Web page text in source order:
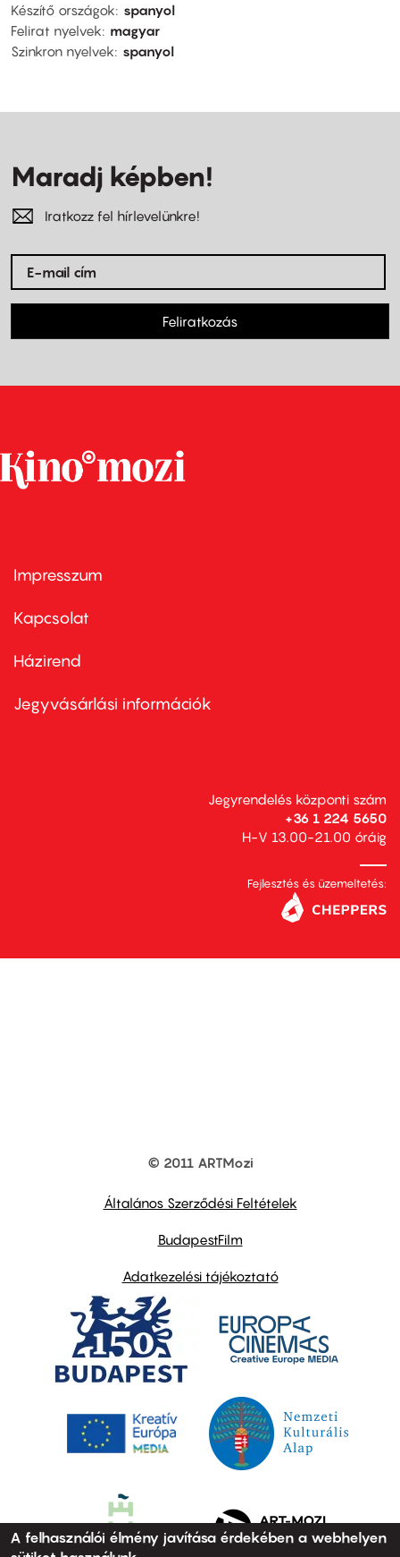
Készítő országok
spanyol
Felirat nyelvek
magyar
Szinkron nyelvek
spanyol
Maradj képben!
Iratkozz fel hírlevelünkre!
Feliratkozás
Footer
first
Impresszum
Kapcsolat
Footer
second
Házirend
Jegyvásárlási információk
Jegyrendelés központi szám
+36 1 224 5650
H-V 13.00-21.00 óráig
Fejlesztés és üzemeltetés:
© 2011 ARTMozi
Általános Szerződési Feltételek
BudapestFilm
Adatkezelési tájékoztató
A felhasználói élmény javítása érdekében a webhelyen